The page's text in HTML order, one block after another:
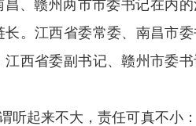
昌、赣州两市市委书记在内
长。江西省委常委、南昌市
江西省委副书记、赣州市委
听起来不大，责任可真不小